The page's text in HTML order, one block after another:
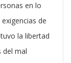
en lo
de
la libertad
del mal